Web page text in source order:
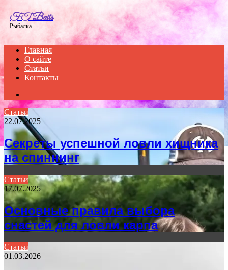
FT Baits
Рыбалка
Главная
О сайте
Статьи
Контакты
for
Статьи
22.07.2025
Секреты успешной ловли хищника
на спиннинг
Статьи
17.07.2025
Основные правила выбора
снастей для ловли карпа
Статьи
01.03.2026